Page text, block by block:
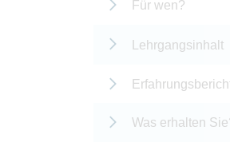
Für wen?
Lehrgangsinhalt
Was erhalten